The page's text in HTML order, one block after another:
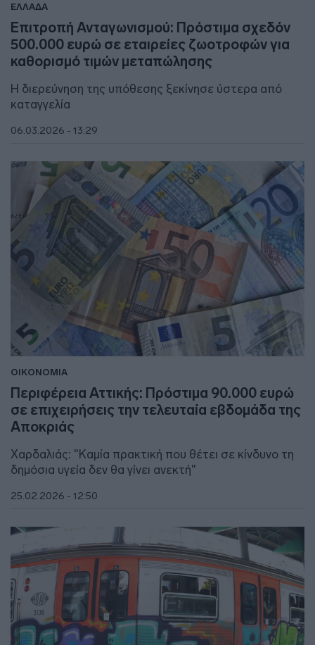
ΕΛΛΑΔΑ
Επιτροπή Ανταγωνισμού: Πρόστιμα σχεδόν
500.000 ευρώ σε εταιρείες ζωοτροφών για
καθορισμό τιμών μεταπώλησης
Η διερεύνηση της υπόθεσης ξεκίνησε ύστερα από
καταγγελία
06.03.2026 - 13:29
ΟΙΚΟΝΟΜΙΑ
Περιφέρεια Αττικής: Πρόστιμα 90.000 ευρώ
σε επιχειρήσεις την τελευταία εβδομάδα της
Αποκριάς
Χαρδαλιάς: "Καμία πρακτική που θέτει σε κίνδυνο τη
δημόσια υγεία δεν θα γίνει ανεκτή"
25.02.2026 - 12:50